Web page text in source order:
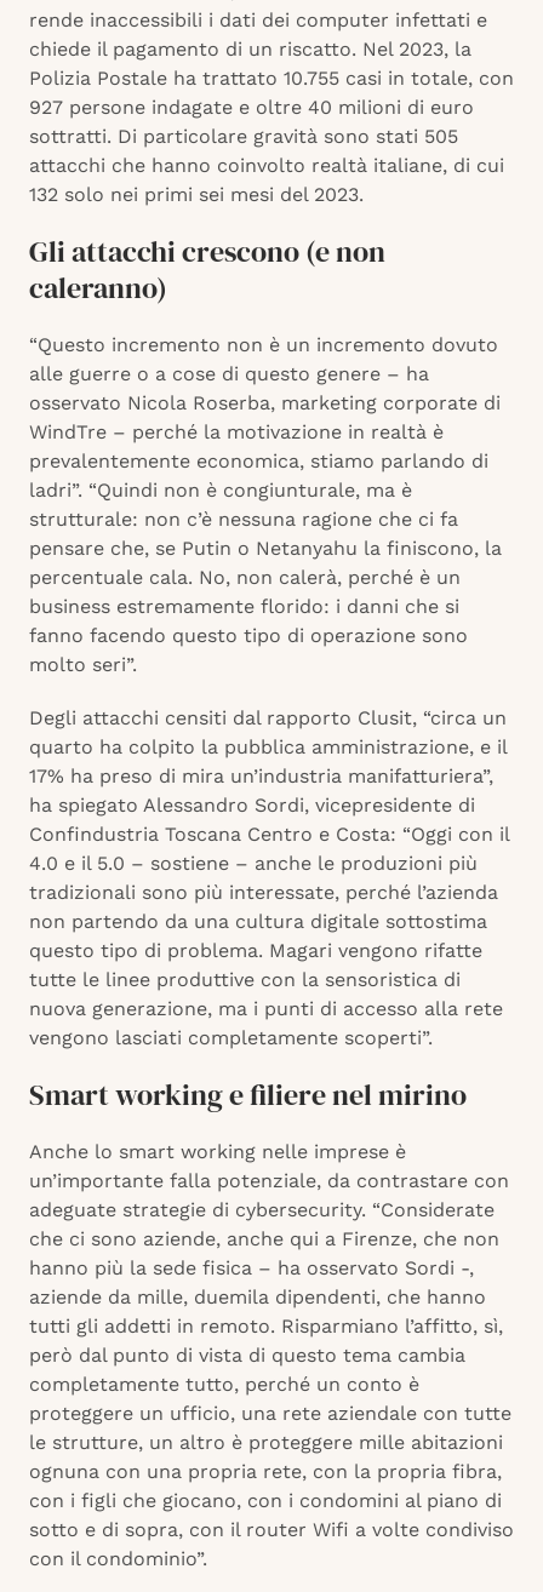
rende inaccessibili i dati dei computer infettati e
chiede il pagamento di un riscatto. Nel 2023, la
Polizia Postale ha trattato 10.755 casi in totale, con
927 persone indagate e oltre 40 milioni di euro
sottratti. Di particolare gravità sono stati 505
attacchi che hanno coinvolto realtà italiane, di cui
132 solo nei primi sei mesi del 2023.
Gli attacchi crescono (e non
caleranno)
“Questo incremento non è un incremento dovuto
alle guerre o a cose di questo genere – ha
osservato Nicola Roserba, marketing corporate di
WindTre – perché la motivazione in realtà è
prevalentemente economica, stiamo parlando di
ladri”. “Quindi non è congiunturale, ma è
strutturale: non c’è nessuna ragione che ci fa
pensare che, se Putin o Netanyahu la finiscono, la
percentuale cala. No, non calerà, perché è un
business estremamente florido: i danni che si
fanno facendo questo tipo di operazione sono
molto seri”.
Degli attacchi censiti dal rapporto Clusit, “circa un
quarto ha colpito la pubblica amministrazione, e il
17% ha preso di mira un’industria manifatturiera”,
ha spiegato Alessandro Sordi, vicepresidente di
Confindustria Toscana Centro e Costa: “Oggi con il
4.0 e il 5.0 – sostiene – anche le produzioni più
tradizionali sono più interessate, perché l’azienda
non partendo da una cultura digitale sottostima
questo tipo di problema. Magari vengono rifatte
tutte le linee produttive con la sensoristica di
nuova generazione, ma i punti di accesso alla rete
vengono lasciati completamente scoperti”.
Smart working e filiere nel mirino
Anche lo smart working nelle imprese è
un’importante falla potenziale, da contrastare con
adeguate strategie di cybersecurity. “Considerate
che ci sono aziende, anche qui a Firenze, che non
hanno più la sede fisica – ha osservato Sordi -,
aziende da mille, duemila dipendenti, che hanno
tutti gli addetti in remoto. Risparmiano l’affitto, sì,
però dal punto di vista di questo tema cambia
completamente tutto, perché un conto è
proteggere un ufficio, una rete aziendale con tutte
le strutture, un altro è proteggere mille abitazioni
ognuna con una propria rete, con la propria fibra,
con i figli che giocano, con i condomini al piano di
sotto e di sopra, con il router Wifi a volte condiviso
con il condominio”.